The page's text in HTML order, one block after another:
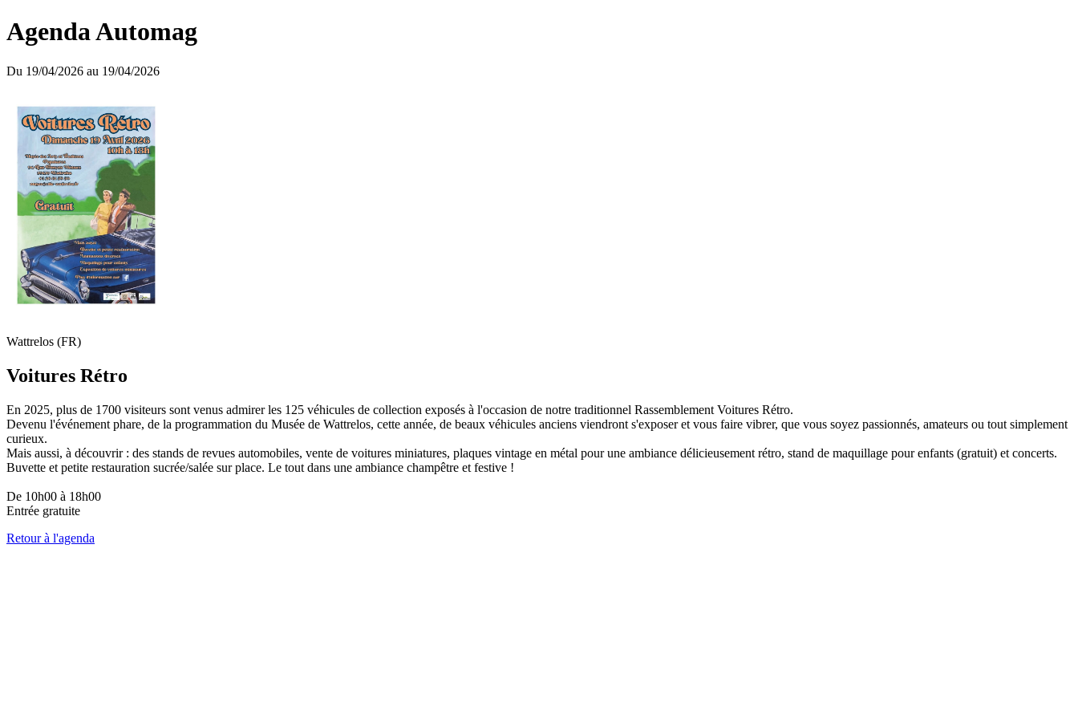
Agenda Automag
Du 19/04/2026 au 19/04/2026
Wattrelos (FR)
Voitures Rétro
En 2025, plus de 1700 visiteurs sont venus admirer les 125 véhicules de collection exposés à l'occasion de notre traditionnel Rassemblement Voitures Rétro.
Devenu l'événement phare, de la programmation du Musée de Wattrelos, cette année, de beaux véhicules anciens viendront s'exposer et vous faire vibrer, que vous soyez passionnés, amateurs ou tout simplement
curieux.
Mais aussi, à découvrir : des stands de revues automobiles, vente de voitures miniatures, plaques vintage en métal pour une ambiance délicieusement rétro, stand de maquillage pour enfants (gratuit) et concerts.
Buvette et petite restauration sucrée/salée sur place. Le tout dans une ambiance champêtre et festive !
De 10h00 à 18h00
Entrée gratuite
Retour à l'agenda